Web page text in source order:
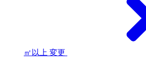
㎡以上 変更